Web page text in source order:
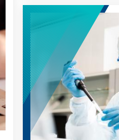
notwendige
Arbeitsbedingungen
weiter zu
der Forschenden
Universitäten an
zugute.